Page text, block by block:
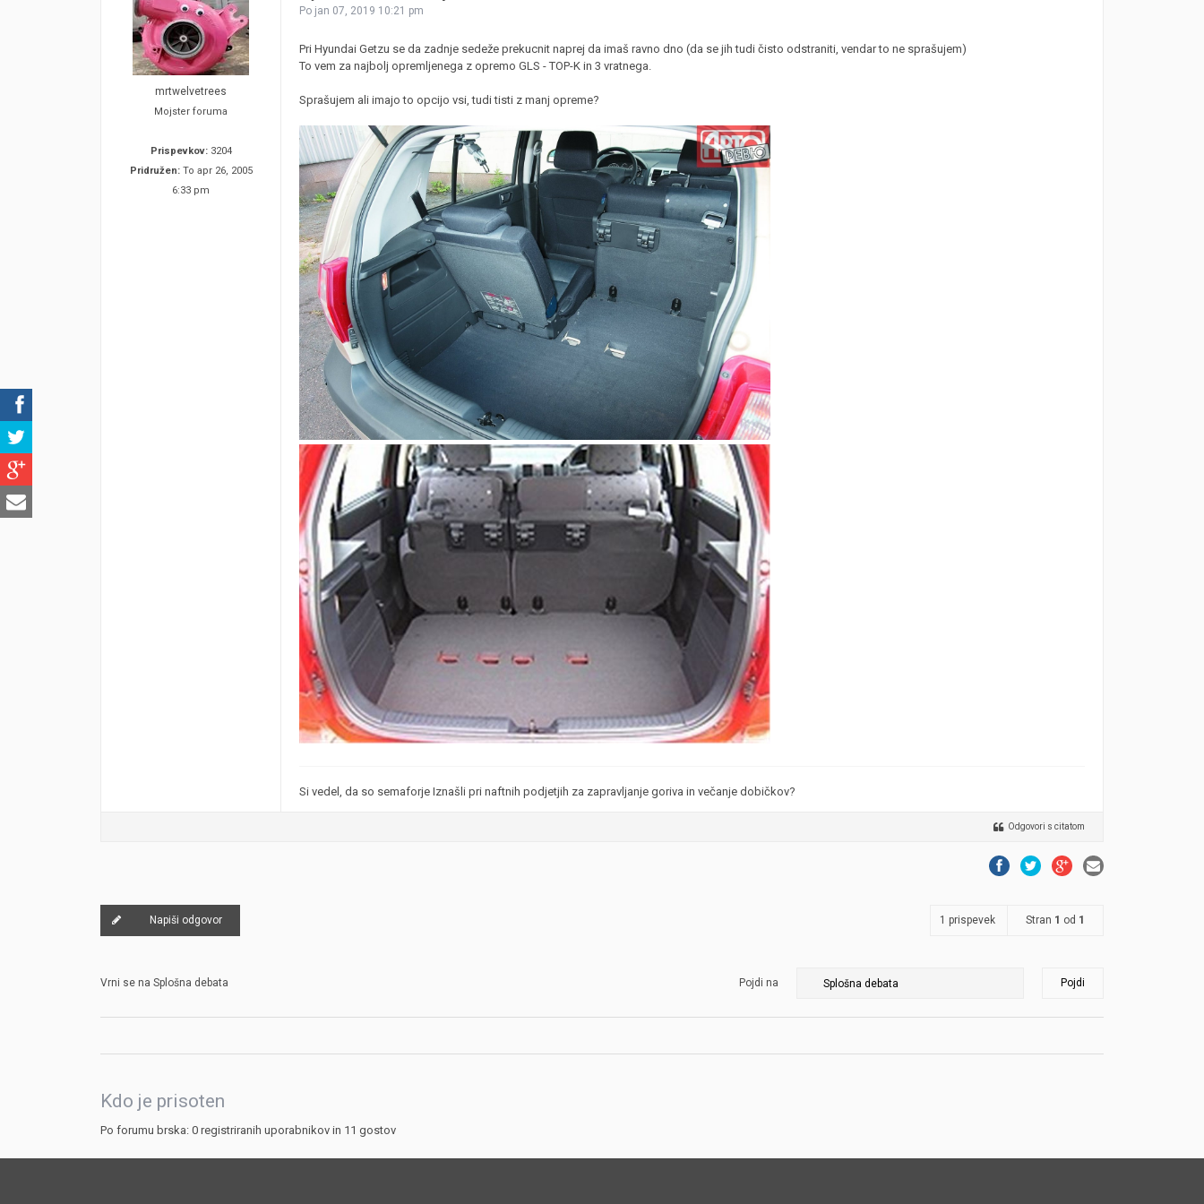
JERNEJ BOLKA
TEHNIČNA VPRAŠANJA
ROK ČERNJAVSKI
AVTOPLIN
ŽIGA HABJAN
mrtwelvetrees
Mojster foruma
Prispevkov:3204
Pridružen:To apr 26, 2005
6:33 pm
Po jan 07, 2019 10:21 pm
Pri Hyundai Getzu se da zadnje sedeže prekucnit naprej da imaš ravno dno (da se jih tudi čisto odstraniti, vendar to ne sprašujem)
To vem za najbolj opremljenega z opremo GLS - TOP-K in 3 vratnega.
Sprašujem ali imajo to opcijo vsi, tudi tisti z manj opreme?
Si vedel, da so semaforje Iznašli pri naftnih podjetjih za zapravljanje goriva in večanje dobičkov?
Odgovori s citatom
Napiši odgovor 1 prispevek Stran 1 od 1
Vrni se na Splošna debata Pojdi na Pojdi
Kdo je prisoten
Po forumu brska: 0 registriranih uporabnikov in 11 gostov